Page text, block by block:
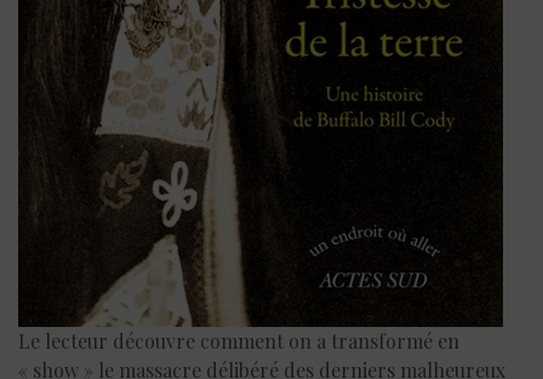
Le lecteur découvre comment on a transformé en
« show » le massacre délibéré des derniers malheureux